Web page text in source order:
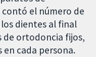
el número de
dientes al final
ortodoncia fijos,
en cada persona.